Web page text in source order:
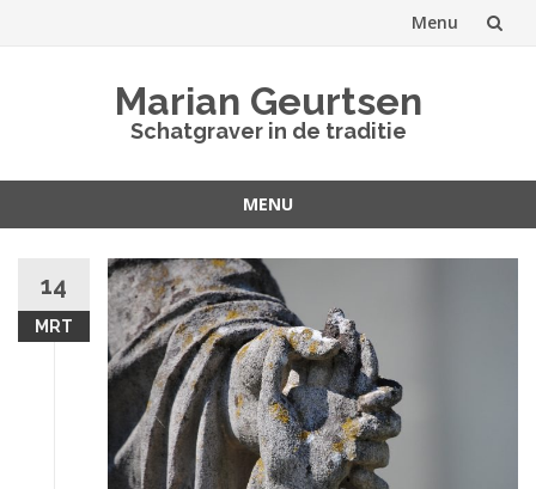
Menu
Marian Geurtsen
Schatgraver in de traditie
MENU
inhoud14
MRT